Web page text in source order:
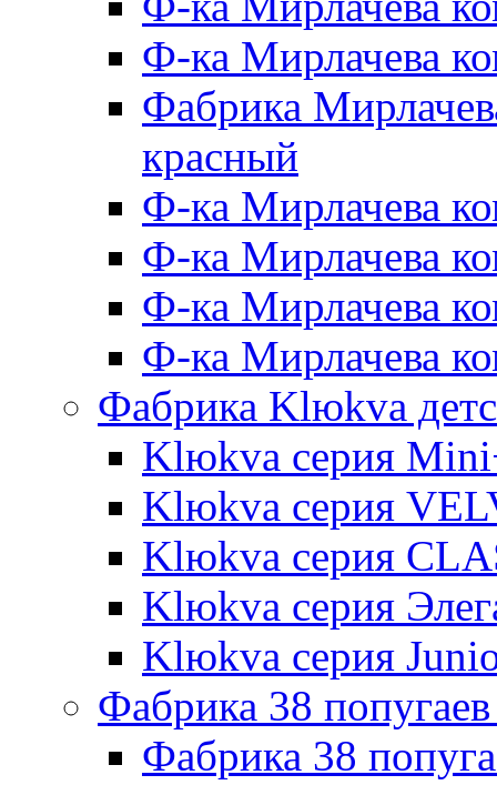
Ф-ка Мирлачева
Фабрика
красный
Ф-ка Мирлачева
Ф-ка Мирлачева
Ф-ка Мирлачева
Ф-ка Мирлачева
Фабрика Klюkva
Klюkva серия
Klюkva серия
Klюkva серия
Klюkva серия
Klюkva серия
Фабрика 38
Фабрика 38